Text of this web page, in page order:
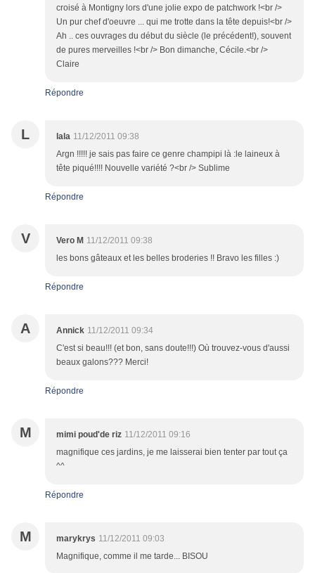
croisé à Montigny lors d'une jolie expo de patchwork !<br />
Un pur chef d'oeuvre ... qui me trotte dans la tête depuis!<br />
Ah .. ces ouvrages du début du siècle (le précédent!), souvent
de pures merveilles !<br /> Bon dimanche, Cécile.<br />
Claire
Répondre
L lala 11/12/2011 09:38
Argn !!!!! je sais pas faire ce genre champipi là :le laineux à
tête piqué!!!! Nouvelle variété ?<br /> Sublime
Répondre
V Vero M 11/12/2011 09:38
les bons gâteaux et les belles broderies !! Bravo les filles :)
Répondre
A Annick 11/12/2011 09:34
C'est si beau!!! (et bon, sans doute!!!) Où trouvez-vous d'aussi
beaux galons??? Merci!
Répondre
M mimi poud'de riz 11/12/2011 09:16
magnifique ces jardins, je me laisserai bien tenter par tout ça
^^
Répondre
M marykrys 11/12/2011 09:03
Magnifique, comme il me tarde... BISOU